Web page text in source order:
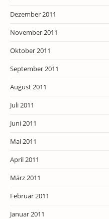
Dezember 2011
November 2011
Oktober 2011
September 2011
August 2011
Juli 2011
Juni 2011
Mai 2011
April 2011
März 2011
Februar 2011
Januar 2011